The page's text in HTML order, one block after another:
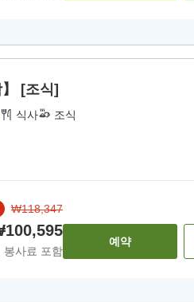
[조식]
식사 조식
₩118,347
봉사료 포함
예약